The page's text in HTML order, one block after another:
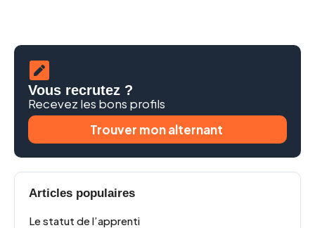
Vous recrutez ?
Recevez les bons profils
Trouver mon alternant
Articles populaires
Le statut de l’apprenti